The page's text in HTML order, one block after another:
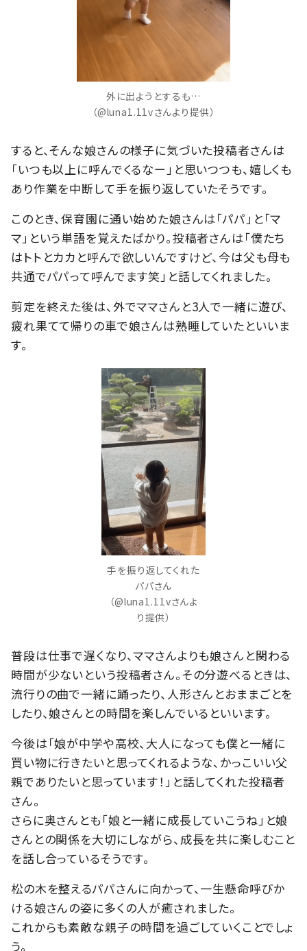
外に出ようとするも…
（@luna1.11vさんより提供）
すると、そんな娘さんの様子に気づいた投稿者さんは
「いつも以上に呼んでくるなー」と思いつつも、嬉しくも
あり作業を中断して手を振り返していたそうです。
このとき、保育園に通い始めた娘さんは「パパ」と「マ
マ」という単語を覚えたばかり。投稿者さんは「僕たち
はトトとカカと呼んで欲しいんですけど、今は父も母も
共通でパパって呼んでます笑」と話してくれました。
剪定を終えた後は、外でママさんと3人で一緒に遊び、
疲れ果てて帰りの車で娘さんは熟睡していたといいま
す。
手を振り返してくれた
パパさん
（@luna1.11vさんよ
り提供）
普段は仕事で遅くなり、ママさんよりも娘さんと関わる
時間が少ないという投稿者さん。その分遊べるときは、
流行りの曲で一緒に踊ったり、人形さんとおままごとを
したり、娘さんとの時間を楽しんでいるといいます。
今後は「娘が中学や高校、大人になっても僕と一緒に
買い物に行きたいと思ってくれるような、かっこいい父
親でありたいと思っています！」と話してくれた投稿者
さん。
さらに奥さんとも「娘と一緒に成長していこうね」と娘
さんとの関係を大切にしながら、成長を共に楽しむこと
を話し合っているそうです。
松の木を整えるパパさんに向かって、一生懸命呼びか
ける娘さんの姿に多くの人が癒されました。
これからも素敵な親子の時間を過ごしていくことでしょ
う。